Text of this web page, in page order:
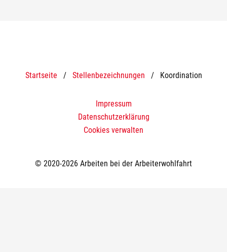
Startseite / Stellenbezeichnungen / Koordination
Impressum
Datenschutzerklärung
Cookies verwalten
© 2020-2026 Arbeiten bei der Arbeiterwohlfahrt